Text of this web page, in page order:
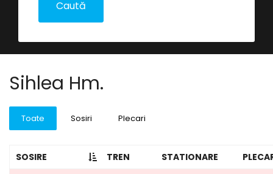
Sihlea Hm.
Toate Sosiri Plecari
SOSIRE TREN STATIONARE